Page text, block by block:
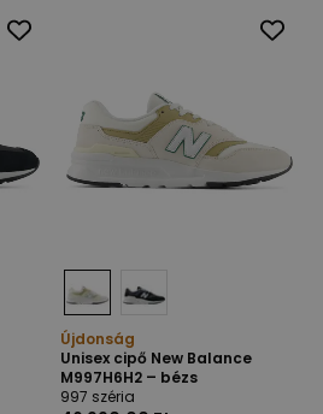
Újdonság
Unisex cipő New Balance
M997H6H2 – bézs
997 széria